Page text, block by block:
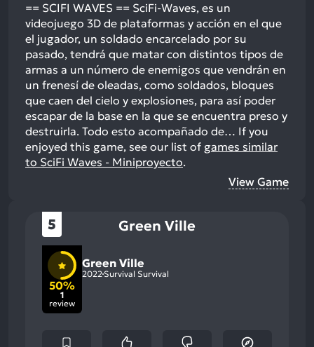
== SCIFI WAVES == SciFi-Waves, es un
videojuego 3D de plataformas y acción en el que
el jugador, un soldado encarcelado por su
pasado, tendrá que matar con distintos tipos de
armas a un número de enemigos que vendrán en
un frenesí de oleadas, como soldados, bloques
que caen del cielo y explosiones, para así poder
escapar de la base en la que se encuentra preso y
destruirla. Todo esto acompañado de… If you
enjoyed this game, see our list of games similar
to SciFi Waves - Miniproyecto.
View Game
5 Green Ville
50%
1
review
Green Ville
2022 Survival Survival